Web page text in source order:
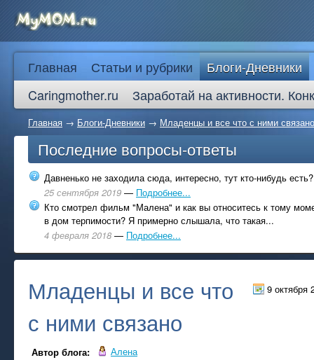
Главная Статьи и рубрики
Блоги-Дневники
Caringmother.ru
Заработай на активности.
Главная → Блоги-Дневники → Младенцы и все что с ними связано
Последние вопросы-ответы
Давненько не заходила сюда, интересно, тут кто-нибудь есть?
25 сентября 2019 — Подробнее...
Кто смотрел фильм "Малена" и как вы относитесь к тому
в дом терпимости? Я примерно слышала, что такая...
4 февраля 2018 — Подробнее...
9 октября
Младенцы и все что
с ними связано
Автор блога: Алена